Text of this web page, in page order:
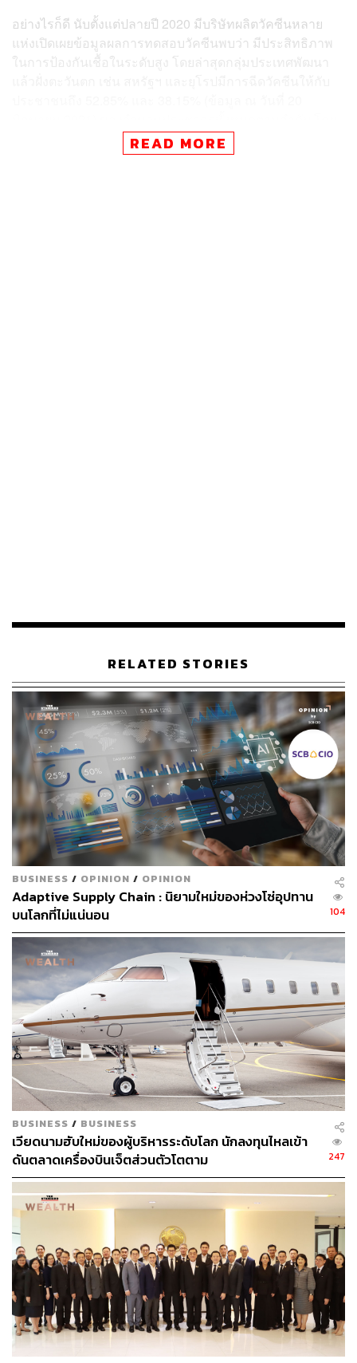
อย่างไรก็ดี นับตั้งแต่ปลายปี 2020 มีบริษัทผลิตวัคซีนหลาย
แห่งเปิดเผยข้อมูลผลการทดสอบวัคซีนพบว่า มีประสิทธิภาพ
ในการป้องกันเชื้อในระดับสูง โดยล่าสุดกลุ่มประเทศพัฒนา
คาดว่าสหรัฐฯ และยุโรปจะได้รับภูมิคุ้มกันหมู่ ซึ่งมากกว่า
60% ของประชากรในประเทศได้รับวัคซีนภายในไตรมาสที่
แผนการกลับมาเปิดประเทศและการทำ Travel Bubble เป็น
สำคัญ โดยมาตรการการควบคุมนักท่องเที่ยวหลังจากนี้จะมี
แนวโน้มที่ผ่อนคลายมากขึ้น สะท้อนได้จากจำนวนวันกักตัว
นักท่องเที่ยวต่างชาติในแต่ละประเทศลดลง ประกอบกับ
มาตรการคุมเข้มตามสถานที่ท่องเที่ยว รวมไปถึงการใช้
บริการขนส่งสาธารณะมีความผ่อนคลายมากขึ้น
อย่างไรก็ตาม อุตสาหกรรมการท่องเที่ยวก็ยังคงไม่ได้ฟื้นตัว
เต็มที่ และยังมีโอกาสเติบโตได้อีกในระยะข้างหน้านี้ โดย
เฉพาะหุ้นในกลุ่มสายการบิน และโรงแรมที่ผลตอบแทนยังต่ำ
กว่าผลตอบแทนของตลาดหุ้นโลกอยู่มาก แต่ก็มีความเป็นไป
ได้ว่าในระยะยาวธุรกิจท่องเที่ยวจะกลับมาขยายตัวได้ดีกว่า
ช่วงก่อนการระบาดของโควิด เนื่องจากหลายบริษัทเริ่มหัน
มาปรับเปลี่ยนให้พนักงาน Work from Anywhere มากขึ้น นั่น
หมายถึงพนักงานสามารถทำงานให้กับบริษัทที่ไหนก็ได้ ซึ่ง
อาจจะเป็นการเปลี่ยนแปลงที่สำคัญของธุรกิจการท่องเที่ยว
ในอนาคต
สำหรับนักลงทุนที่สนใจลงทุนในกองทุนกลุ่มท่องเที่ยวนั้น
บลจ.ไทยพาณิชย์ ได้นำเสนอกองทุนประเภทนี้เพื่อเป็นอีกหนึ่ง
ทางเลือกของนักลงทุน ได้แก่ กองทุนเปิดไทยพาณิชย์ Travel
and Leisure (SCB Travel and Leisure: SCBTRAVEL) ด้วย
เงินลงทุนขั้นต่ำเพียง 1,000 บาท โดยกองทุนจะกระจายการ
ลงทุนในหลากหลายกองทุน ETF ที่เน้นลงทุนในหุ้นของธุรกิจ
ที่เกี่ยวข้องกับการท่องเที่ยวและสันทนาการทั่วโลก ประกอบ
ด้วย Booking Platform, Entertainment, Airlines, Cruises
และ Hotels and Resorts หรือที่เรียกว่า
BEACH Stock
โดย
กัน เพื่อโอกาสสร้างผลตอบแทนจากกลุ่มธุรกิจที่ได้ประโยชน์
จากการฟื้นตัวของการเปิดเมืองหลังโควิด
พิสูจน์อักษร: ลักษณ์นารา พักตร์เพียงจันทร์
สามารถติดตาม THE STANDARD WEALTH
ผ่านแอปพลิเคชันต่างๆ ที่คุณสะดวกหรือใช้งานอยู่แล้วได้เลย
READ MORE
RELATED STORIES
BUSINESS / OPINION / OPINION
Adaptive Supply Chain : นิยามใหม่ของห่วงโซ่อุปทาน
บนโลกที่ไม่แน่นอน
104
BUSINESS / BUSINESS
เวียดนามฮับใหม่ของผู้บริหารระดับโลก นักลงทุนไหลเข้า
ดันตลาดเครื่องบินเจ็ตส่วนตัวโตตาม
247